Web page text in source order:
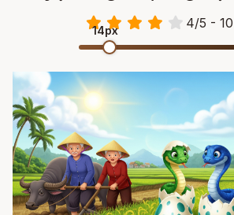
4/5 - 10
14px